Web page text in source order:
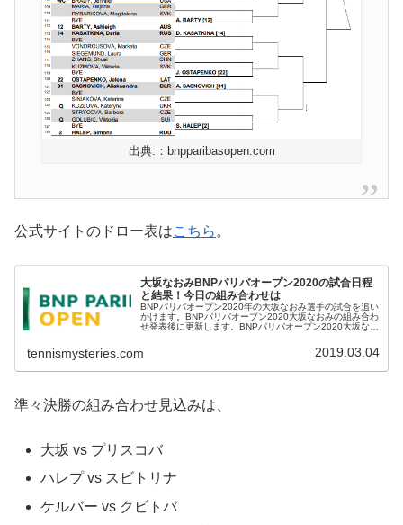
出典:：bnpparibasopen.com
公式サイトのドロー表はこちら。
大坂なおみBNPパリバオープン2020の試合日程
と結果！今日の組み合わせは
BNPパリバオープン2020年の大坂なおみ選手の試合を追い
かけます。BNPパリバオープン2020大坂なおみの組み合わ
せ発表後に更新します。BNPパリバオープン2020大坂なお
tennismysteries.com 2019.03.04
準々決勝の組み合わせ見込みは、
大坂 vs プリスコバ
ハレプ vs スビトリナ
ケルバー vs クビトバ